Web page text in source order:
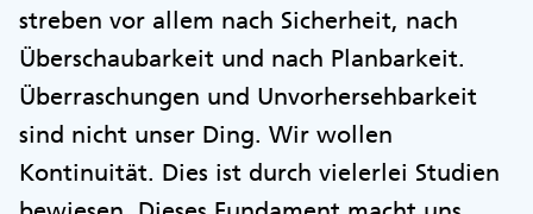
streben vor allem nach Sicherheit, nach
Überschaubarkeit und nach Planbarkeit.
Überraschungen und Unvorhersehbarkeit
sind nicht unser Ding. Wir wollen
Kontinuität. Dies ist durch vielerlei Studien